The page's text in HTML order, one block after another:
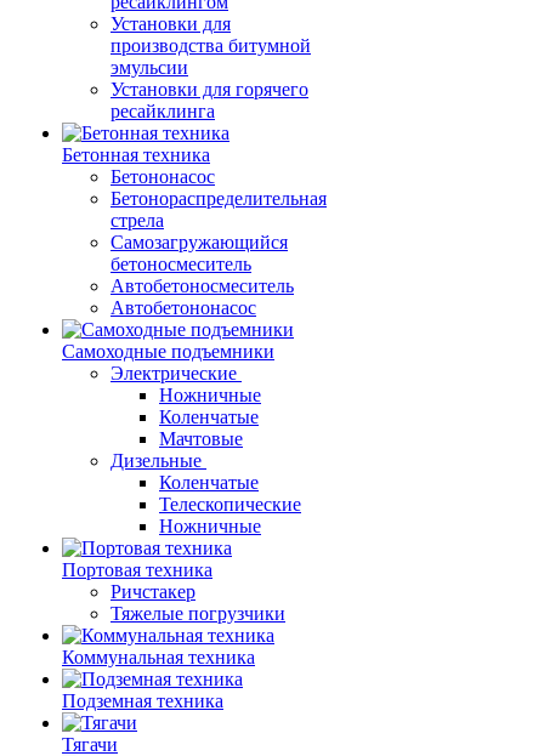
Установки для
производства битумной
эмульсии
Установки для горячего
ресайклинга
Бетонная техника
Бетононасос
Бетонораспределительная
стрела
Самозагружающийся
бетоносмеситель
Автобетоносмеситель
Автобетононасос
Самоходные подъемники
Электрические
Ножничные
Коленчатые
Мачтовые
Дизельные
Коленчатые
Телескопические
Ножничные
Портовая техника
Ричстакер
Тяжелые погрузчики
Коммунальная техника
Подземная техника
Тягачи